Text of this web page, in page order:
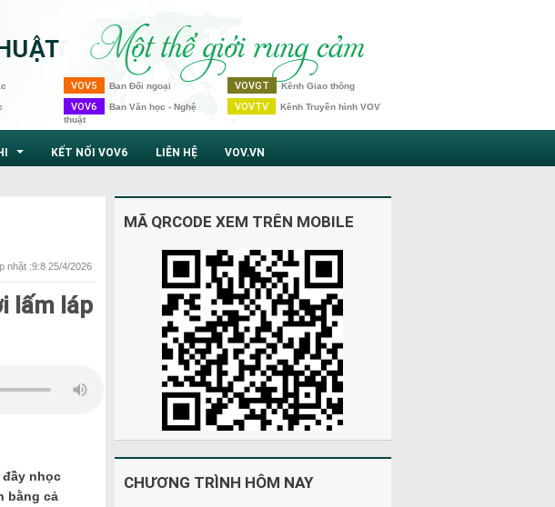
VOV5 Ban Đối ngoại
VOV6 Ban Văn học - Nghệ
thuật
VOVGT Kênh Giao thông
VOVTV Kênh Truyền hình VOV
KẾT NỐI VOV6 LIÊN HỆ VOV.VN
nhật :9:8 25/4/2026
lấm láp
nhọc
bằng cả
MÃ QRCODE XEM TRÊN MOBILE
CHƯƠNG TRÌNH HÔM NAY